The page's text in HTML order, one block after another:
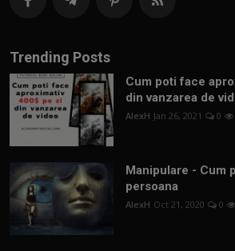
Trending Posts
Cum poti face
din vanzarea de
AlexH Jan 26, 2021 0
Manipulare - Cum
persoana
AlexH Oct 21, 2020 0